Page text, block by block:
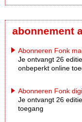
abonnement
Abonneren Fonk
Je ontvangt 26
onbeperkt online
Abonneren Fonk
Je ontvangt 26
toegang